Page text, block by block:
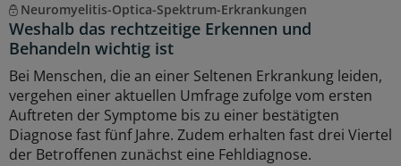
Neuromyelitis-Optica-Spektrum-Erkrankungen
Weshalb das rechtzeitige Erkennen und
Behandeln wichtig ist
Bei Menschen, die an einer Seltenen Erkrankung leiden,
vergehen einer aktuellen Umfrage zufolge vom ersten
Auftreten der Symptome bis zu einer bestätigten
Diagnose fast fünf Jahre. Zudem erhalten fast drei Viertel
der Betroffenen zunächst eine Fehldiagnose.